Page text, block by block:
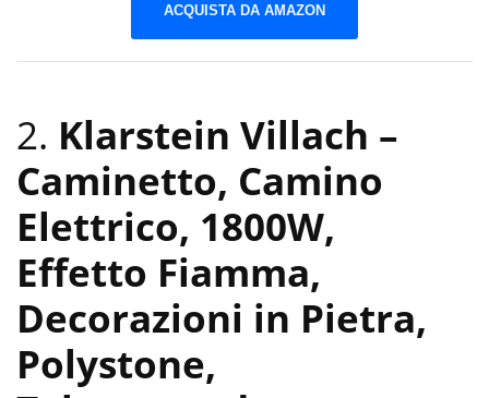
ACQUISTA DA AMAZON
2. Klarstein Villach –
Caminetto, Camino
Elettrico, 1800W,
Effetto Fiamma,
Decorazioni in Pietra,
Polystone,